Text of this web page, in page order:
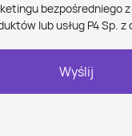
bezpośredniego
lub usług P4 Sp. z
Wyślij